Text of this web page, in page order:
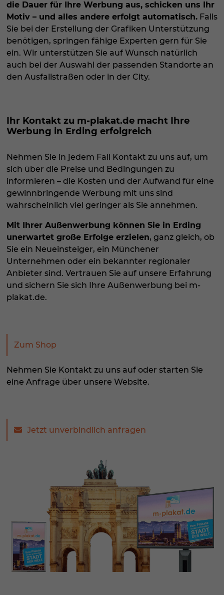
die Dauer für Ihre Werbung aus, schicken uns Ihr
Motiv – und alles andere erfolgt automatisch.Falls
Sie bei der Erstellung der Grafiken Unterstützung
benötigen, springen fähige Experten gern für Sie
ein. Wir unterstützen Sie auf Wunsch natürlich
auch bei der Auswahl der passenden Standorte an
den Ausfallstraßen oder in der City.
Ihr Kontakt zu m-plakat.de macht Ihre
Werbung in Erding erfolgreich
Nehmen Sie in jedem Fall Kontakt zu uns auf, um
sich über die Preise und Bedingungen zu
informieren – die Kosten und der Aufwand für eine
gewinnbringende Werbung mit uns sind
wahrscheinlich viel geringer als Sie annehmen.
Mit Ihrer Außenwerbung können Sie in Erding
unerwartet große Erfolge erzielen, ganz gleich, ob
Sie ein Neueinsteiger, ein Münchener
Unternehmen oder ein bekannter regionaler
Anbieter sind. Vertrauen Sie auf unsere Erfahrung
und sichern Sie sich Ihre Außenwerbung bei m-
plakat.de.
Zum Shop
Nehmen Sie Kontakt zu uns auf oder starten Sie
eine Anfrage über unsere Website.
Jetzt unverbindlich anfragen
Cookie-Informationen anzeigen
Statistiken (1)
Statistik Cookies erfassen Informationen anonym. Diese
Informationen helfen uns zu verstehen, wie unsere Besucher
unsere Website nutzen.
Cookie-Informationen anzeigen